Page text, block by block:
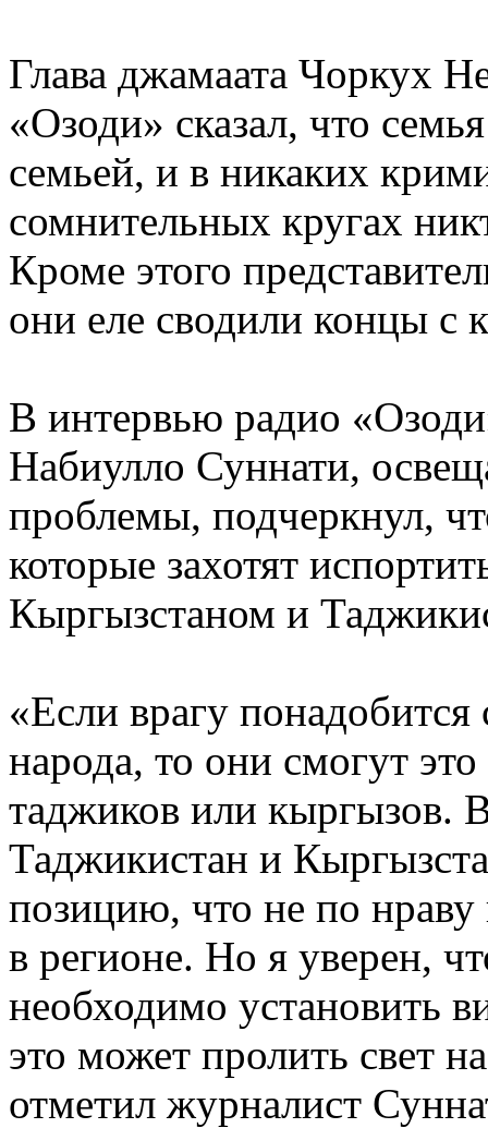
Глава джамаата Чоркух
«Озоди» сказал, что
семьей, и в никаких
сомнительных кругах
Кроме этого
они еле сводили концы с
В интервью радио
Набиулло Суннати,
проблемы, подчеркнул,
которые захотят
Кыргызстаном и
«Если врагу понадобится
народа, то они смогут
таджиков или кыргызов.
Таджикистан и
позицию, что не по
в регионе. Но я уверен,
необходимо установить
это может пролить свет
отметил журналист